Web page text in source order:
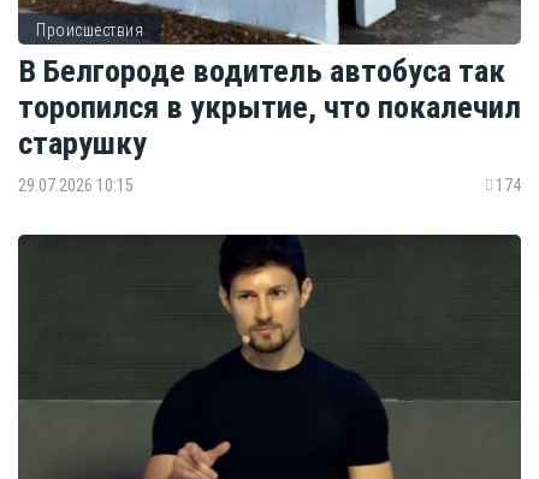
Происшествия
В Белгороде водитель автобуса так
торопился в укрытие, что покалечил
старушку
29.07.2026 10:15 174